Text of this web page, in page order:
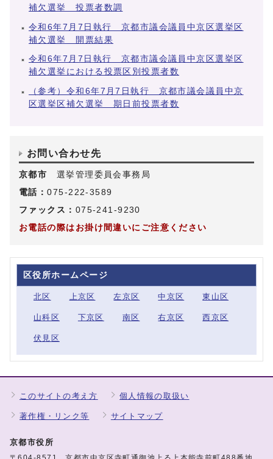
補欠選挙 投票者数調
令和6年7月7日執行 京都市議会議員中京区選挙区
補欠選挙 開票結果
令和6年7月7日執行 京都市議会議員中京区選挙区
補欠選挙における投票区別投票者数
（参考）令和6年7月7日執行 京都市議会議員中京
区選挙区補欠選挙 期日前投票者数
お問い合わせ先
京都市 選挙管理委員会事務局
電話：075-222-3589
ファックス： 075-241-9230
お電話の際はお掛け間違いにご注意ください
区役所ホームページ
北区 上京区 左京区 中京区 東山区
山科区 下京区 南区 右京区 西京区
伏見区
このサイトの考え方 個人情報の取扱い
著作権・リンク等 サイトマップ
京都市役所